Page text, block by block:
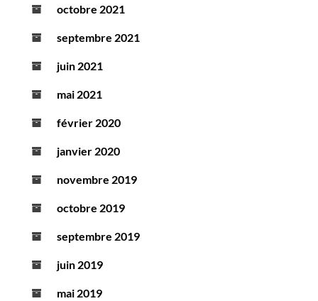
octobre 2021
septembre 2021
juin 2021
mai 2021
février 2020
janvier 2020
novembre 2019
octobre 2019
septembre 2019
juin 2019
mai 2019